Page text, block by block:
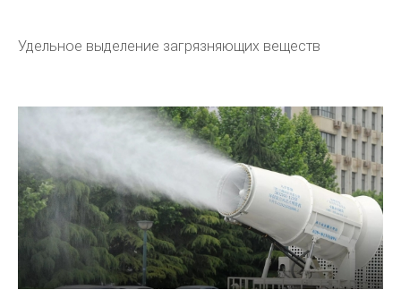
Удельное выделение загрязняющих веществ